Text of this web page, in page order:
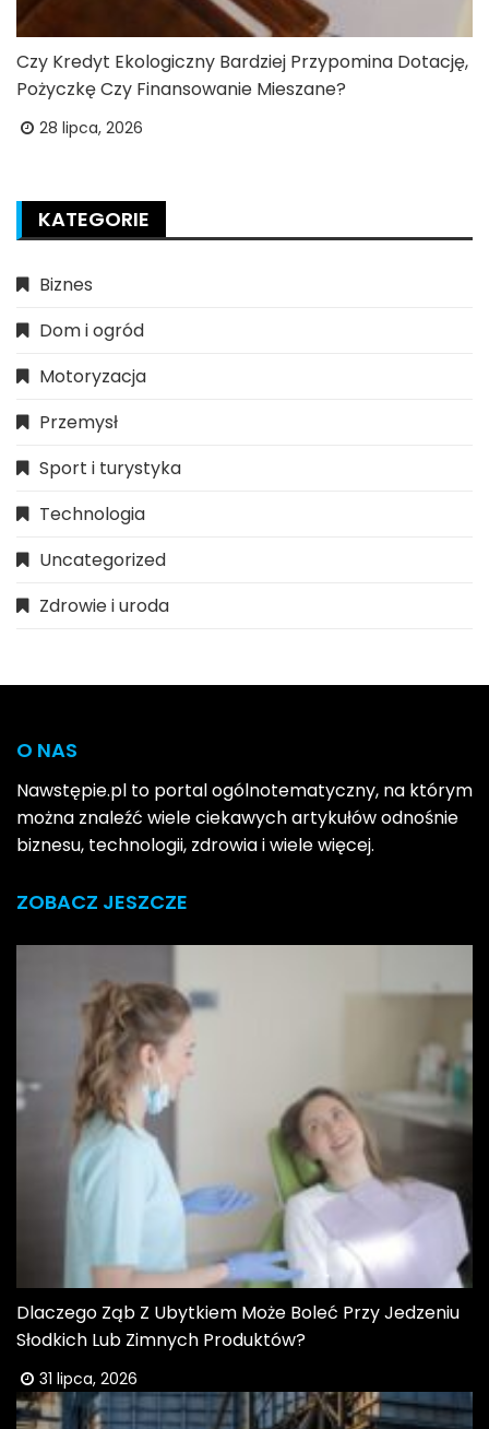
Czy Kredyt Ekologiczny Bardziej Przypomina Dotację,
Pożyczkę Czy Finansowanie Mieszane?
28 lipca, 2026
KATEGORIE
Biznes
Dom i ogród
Motoryzacja
Przemysł
Sport i turystyka
Technologia
Uncategorized
Zdrowie i uroda
O NAS
Nawstępie.pl to portal ogólnotematyczny, na którym
można znaleźć wiele ciekawych artykułów odnośnie
biznesu, technologii, zdrowia i wiele więcej.
ZOBACZ JESZCZE
Dlaczego Ząb Z Ubytkiem Może Boleć Przy Jedzeniu
Słodkich Lub Zimnych Produktów?
31 lipca, 2026